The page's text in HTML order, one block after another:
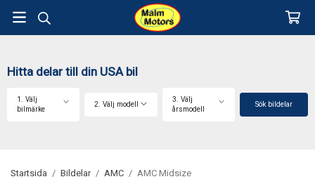
Hitta delar till din USA bil
1. Välj
bilmärke
2. Välj modell
3. Välj
årsmodell
Sök bildelar
Startsida / Bildelar / AMC / AMC Midsize